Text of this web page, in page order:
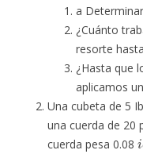
a
¿Cuánto
resorte
¿Hasta que
aplicamos
Una cubeta de 5
una cuerda de 20
cuerda pesa 0.08
i